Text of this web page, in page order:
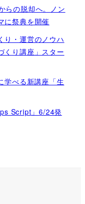
らの脱却へ。ノン
に祭典を開催
り・運営のノウハ
くり講座」スター
学べる新講座「生
Script」6/24発